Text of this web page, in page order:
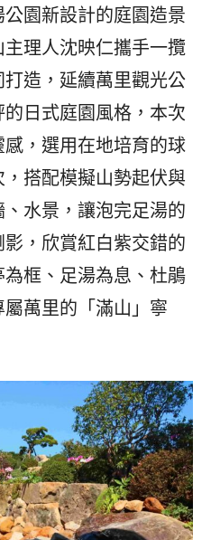
園新設計的庭園造景
主理人沈映仁攜手一攬
造，延續萬里觀光公
日式庭園風格，本次
，選用在地培育的球
搭配模擬山勢起伏與
水景，讓泡完足湯的
，欣賞紅白紫交錯的
框、足湯為息、杜鵑
萬里的「滿山」寧